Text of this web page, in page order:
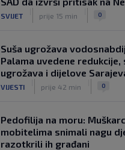
SVIJET prije 15 min 0
Suša ugrožava
Palama uvedene redukcije,
ugrožava i dijelove
VIJESTI prije 42 min 0
Pedofilija na moru:
mobitelima snimali nagu
razotkrili ih građani